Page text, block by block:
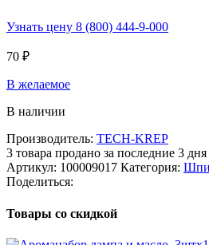
Узнать цену 8 (800) 444-9-000
70 ₽
В желаемое
В наличии
Производитель: TECH-KREP
3 товара продано за последние 3 дня
Артикул: 100009017 Категория:
Поделиться:
Товары со скидкой